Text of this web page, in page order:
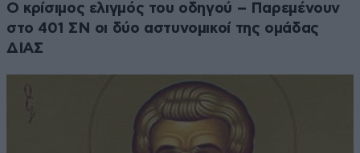
Ο κρίσιμος ελιγμός του οδηγού – Παρεμένουν
στο 401 ΣΝ οι δύο αστυνομικοί της ομάδας
ΔΙΑΣ